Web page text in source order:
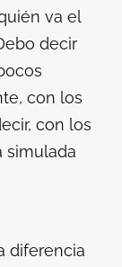
va el
decir
con los
con los
simulada
diferencia